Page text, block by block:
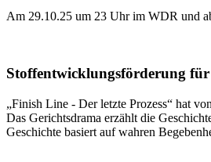
Am 29.10.25 um 23 Uhr im WDR und
Stoffentwicklungsförderung für
„Finish Line - Der letzte Prozess“ hat
Das Gerichtsdrama erzählt die
Geschichte basiert auf wahren